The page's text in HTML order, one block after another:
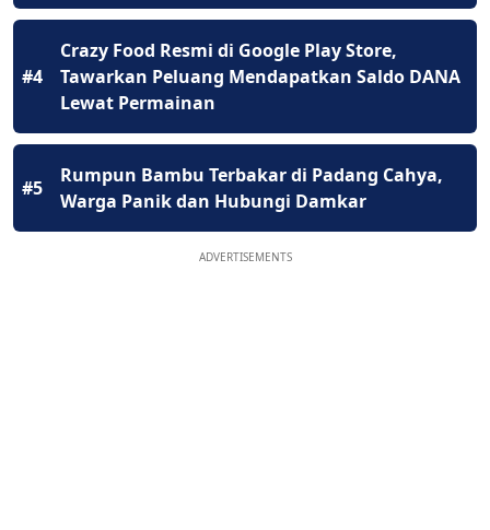
#4
Crazy Food Resmi di Google Play Store,
Tawarkan Peluang Mendapatkan Saldo DANA
Lewat Permainan
#5
Rumpun Bambu Terbakar di Padang Cahya,
Warga Panik dan Hubungi Damkar
ADVERTISEMENTS